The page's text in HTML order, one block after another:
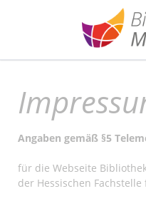
Angaben gemäß §5
für die Webseite
der Hessischen